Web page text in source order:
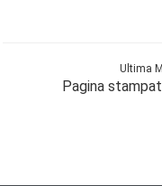
Ultima
Pagina